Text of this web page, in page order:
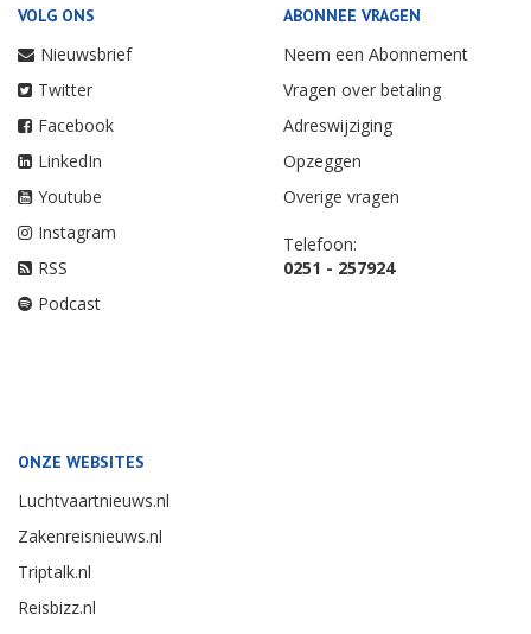
VOLG ONS
Nieuwsbrief
Twitter
Facebook
LinkedIn
Youtube
Instagram
RSS
Podcast
ABONNEE VRAGEN
Neem een Abonnement
Vragen over betaling
Adreswijziging
Opzeggen
Overige vragen
Telefoon:
0251 - 257924
ONZE WEBSITES
Luchtvaartnieuws.nl
Zakenreisnieuws.nl
Triptalk.nl
Reisbizz.nl